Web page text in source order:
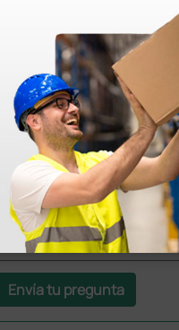
duda? ¿Necesitas
tu pregunta a los colegas
producto.
Envía tu pregunta